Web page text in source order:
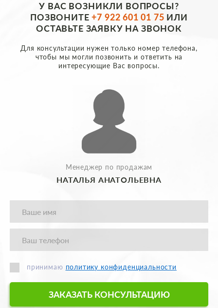
У ВАС ВОЗНИКЛИ ВОПРОСЫ?
ПОЗВОНИТЕ+7 922 601 01 75 ИЛИ
ОСТАВЬТЕ ЗАЯВКУ НА ЗВОНОК
Для консультации нужен только номер телефона,
чтобы мы могли позвонить и ответить на
интересующие Вас вопросы.
Менеджер по продажам
НАТАЛЬЯ АНАТОЛЬЕВНА
принимаю политику конфиденциальности
ЗАКАЗАТЬ КОНСУЛЬТАЦИЮ